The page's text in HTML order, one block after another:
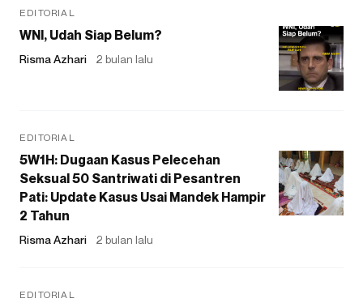
EDITORIAL
WNI, Udah Siap Belum?
Risma Azhari 2 bulan lalu
EDITORIAL
5W1H: Dugaan Kasus Pelecehan
Seksual 50 Santriwati di Pesantren
Pati: Update Kasus Usai Mandek Hampir
2 Tahun
Risma Azhari 2 bulan lalu
EDITORIAL